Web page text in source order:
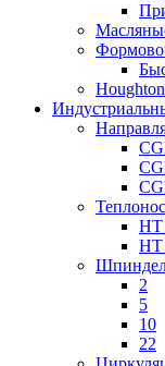
Houghton
HT
HT
2
5
10
22